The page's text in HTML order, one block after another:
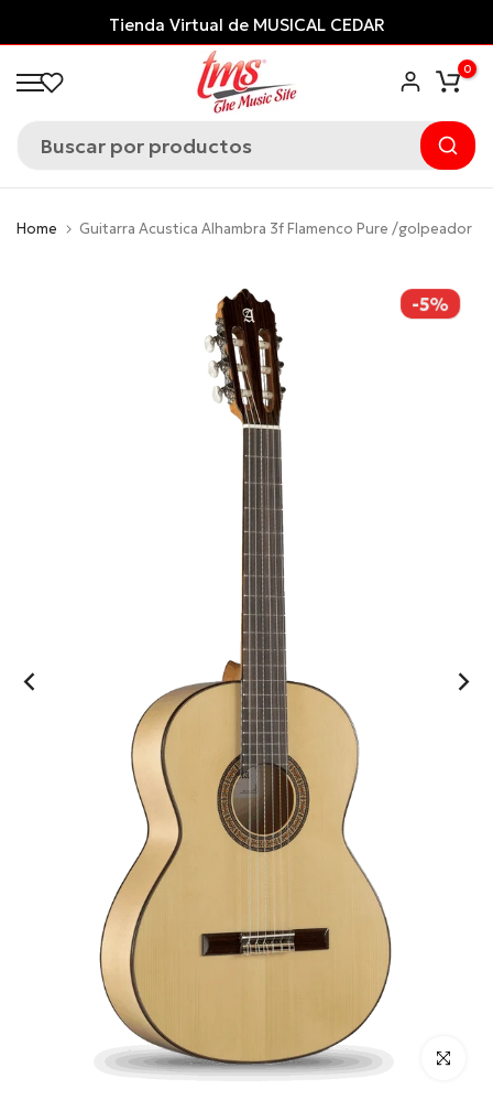
al
contenido
¡Financia con ADDIy paga después!
0
Home Guitarra Acustica Alhambra 3f Flamenco Pure /golpeador
-5%
Click para